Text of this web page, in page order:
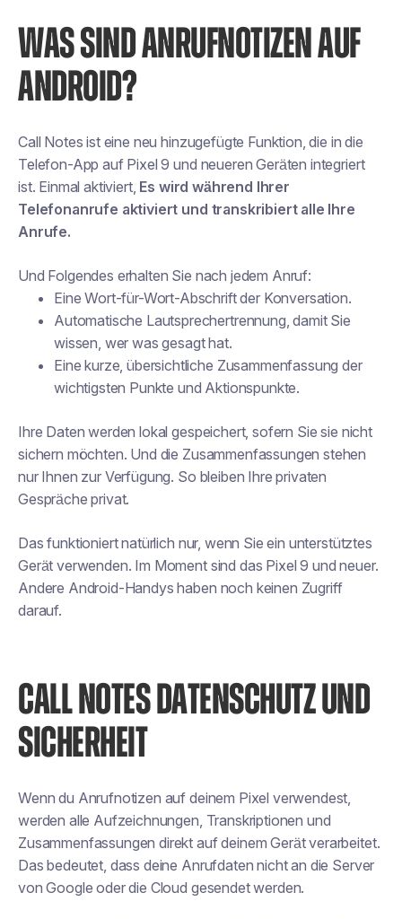
WAS SIND ANRUFNOTIZEN AUF
ANDROID?
Call Notes ist eine neu hinzugefügte Funktion, die in die
Telefon-App auf Pixel 9 und neueren Geräten integriert
ist. Einmal aktiviert, Es wird während Ihrer
Telefonanrufe aktiviert und transkribiert alle Ihre
Anrufe.
Und Folgendes erhalten Sie nach jedem Anruf:
Eine Wort-für-Wort-Abschrift der Konversation.
Automatische Lautsprechertrennung, damit Sie
wissen, wer was gesagt hat.
Eine kurze, übersichtliche Zusammenfassung der
wichtigsten Punkte und Aktionspunkte.
Ihre Daten werden lokal gespeichert, sofern Sie sie nicht
sichern möchten. Und die Zusammenfassungen stehen
nur Ihnen zur Verfügung. So bleiben Ihre privaten
Gespräche privat.
Das funktioniert natürlich nur, wenn Sie ein unterstütztes
Gerät verwenden. Im Moment sind das Pixel 9 und neuer.
Andere Android-Handys haben noch keinen Zugriff
darauf.
CALL NOTES DATENSCHUTZ UND
SICHERHEIT
Wenn du Anrufnotizen auf deinem Pixel verwendest,
werden alle Aufzeichnungen, Transkriptionen und
Zusammenfassungen direkt auf deinem Gerät verarbeitet.
Das bedeutet, dass deine Anrufdaten nicht an die Server
von Google oder die Cloud gesendet werden.